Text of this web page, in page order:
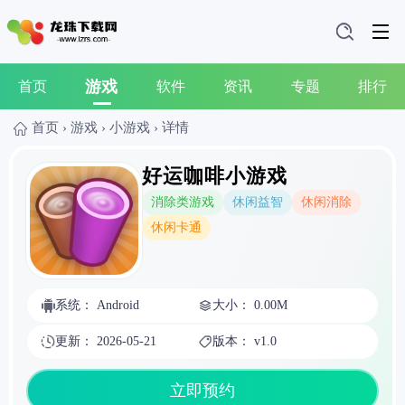
首页 游戏 软件 资讯 专题 排行
首页 › 游戏 › 小游戏 › 详情
好运咖啡小游戏
消除类游戏 休闲益智
休闲消除
休闲卡通
系统： Android 大小： 0.00M
更新： 2026-05-21 版本： v1.0
立即预约